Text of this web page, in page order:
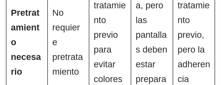
Pretrat
amient
o
necesa
rio
No
requier
e
pretrata
miento
tratamie
nto
previo
para
evitar
colores
a, pero
las
pantalla
s deben
estar
prepara
tratamie
nto
previo,
pero la
adheren
cia